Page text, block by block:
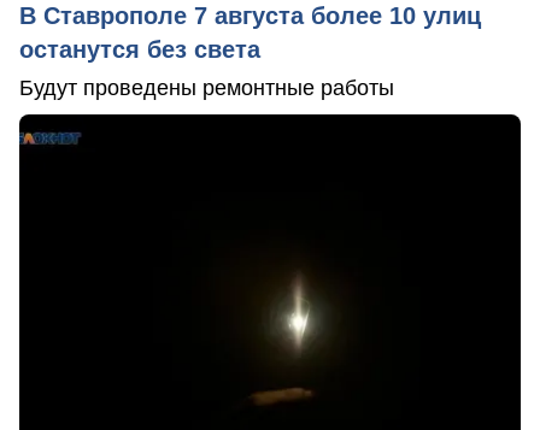
В Ставрополе 7 августа более 10 улиц
останутся без света
Будут проведены ремонтные работы